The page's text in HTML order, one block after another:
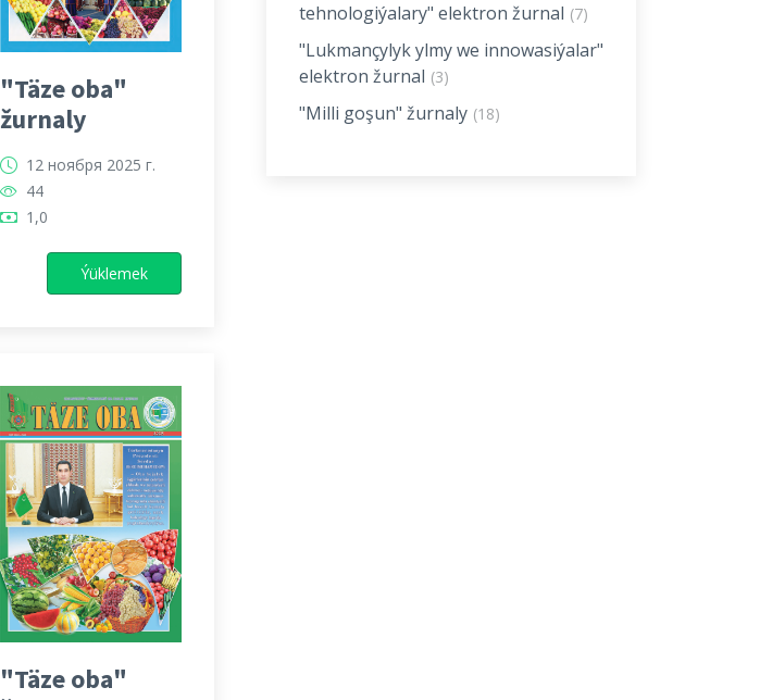
"Täze oba"
žurnaly
12 ноября 2025 г.
44
1,0
Ýüklemek
"Täze oba"
tehnologiýalary" elektron žurnal (7)
"Lukmançylyk ylmy we innowasiýalar"
elektron žurnal (3)
"Milli goşun" žurnaly (18)